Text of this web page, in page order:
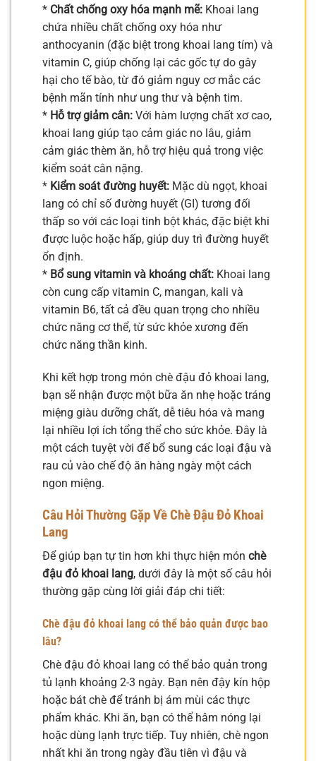
* Chất chống oxy hóa mạnh mẽ: Khoai lang
chứa nhiều chất chống oxy hóa như
anthocyanin (đặc biệt trong khoai lang tím) và
vitamin C, giúp chống lại các gốc tự do gây
hại cho tế bào, từ đó giảm nguy cơ mắc các
bệnh mãn tính như ung thư và bệnh tim.
* Hỗ trợ giảm cân: Với hàm lượng chất xơ cao,
khoai lang giúp tạo cảm giác no lâu, giảm
cảm giác thèm ăn, hỗ trợ hiệu quả trong việc
kiểm soát cân nặng.
* Kiểm soát đường huyết: Mặc dù ngọt, khoai
lang có chỉ số đường huyết (GI) tương đối
thấp so với các loại tinh bột khác, đặc biệt khi
được luộc hoặc hấp, giúp duy trì đường huyết
ổn định.
* Bổ sung vitamin và khoáng chất: Khoai lang
còn cung cấp vitamin C, mangan, kali và
vitamin B6, tất cả đều quan trọng cho nhiều
chức năng cơ thể, từ sức khỏe xương đến
chức năng thần kinh.
Khi kết hợp trong món chè đậu đỏ khoai lang,
bạn sẽ nhận được một bữa ăn nhẹ hoặc tráng
miệng giàu dưỡng chất, dễ tiêu hóa và mang
lại nhiều lợi ích tổng thể cho sức khỏe. Đây là
một cách tuyệt vời để bổ sung các loại đậu và
rau củ vào chế độ ăn hàng ngày một cách
ngon miệng.
Câu Hỏi Thường Gặp Về Chè Đậu Đỏ Khoai
Lang
Để giúp bạn tự tin hơn khi thực hiện món chè
đậu đỏ khoai lang, dưới đây là một số câu hỏi
thường gặp cùng lời giải đáp chi tiết:
Chè đậu đỏ khoai lang có thể bảo quản được bao
lâu?
Chè đậu đỏ khoai lang có thể bảo quản trong
tủ lạnh khoảng 2-3 ngày. Bạn nên đậy kín hộp
hoặc bát chè để tránh bị ám mùi các thực
phẩm khác. Khi ăn, bạn có thể hâm nóng lại
hoặc dùng lạnh trực tiếp. Tuy nhiên, chè ngon
nhất khi ăn trong ngày đầu tiên vì đậu và